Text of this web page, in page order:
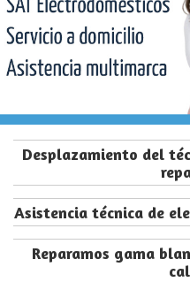
Desplazamiento del
Asistencia técnica de
Reparamos gama